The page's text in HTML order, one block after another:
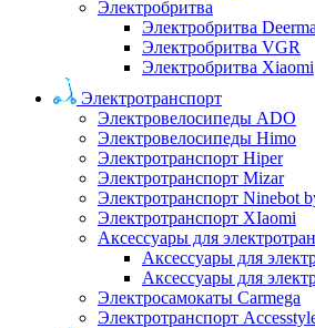
Электробритва
Электробритва Deerma
Электробритва VGR
Электробритва Xiaomi
Электротранспорт
Электровелосипеды ADO
Электровелосипеды Himo
Электротранспорт Hiper
Электротранспорт Mizar
Электротранспорт Ninebot
Электротранспорт XIaomi
Аксессуары для
Аксессуары для
Аксессуары для
Электросамокаты Carmega
Электротранспорт